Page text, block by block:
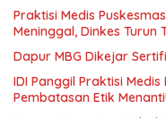
Praktisi Medis
Meninggal, Dinkes Turun
Dapur MBG Dikejar
IDI Panggil Praktisi Medis
Pembatasan Etik Menanti!